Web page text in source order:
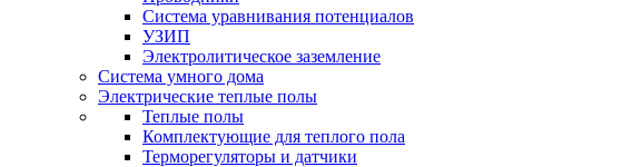
Система уравнивания потенциалов
УЗИП
Электролитическое заземление
Система умного дома
Электрические теплые полы
Теплые полы
Комплектующие для теплого пола
Терморегуляторы и датчики